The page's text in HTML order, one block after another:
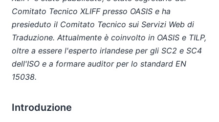
Comitato Tecnico XLIFF presso OASIS e ha
presieduto il Comitato Tecnico sui Servizi Web di
Traduzione. Attualmente è coinvolto in OASIS e TILP,
oltre a essere l'esperto irlandese per gli SC2 e SC4
dell'ISO e a formare auditor per lo standard EN
15038.
Introduzione